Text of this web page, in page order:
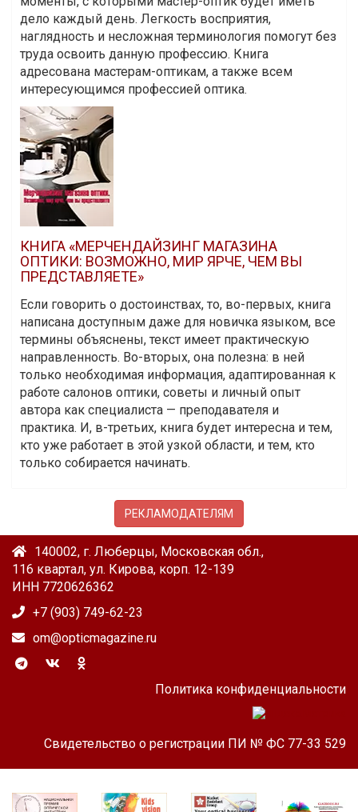
дело каждый день. Легкость восприятия,
наглядность и несложная терминология помогут без
труда освоить данную профессию. Книга
адресована мастерам-оптикам, а также всем
интересующимся профессией оптика.
КНИГА «МЕРЧЕНДАЙЗИНГ МАГАЗИНА
ОПТИКИ: ВОЗМОЖНО, МИР ЯРЧЕ, ЧЕМ ВЫ
ПРЕДСТАВЛЯЕТЕ»
Если говорить о достоинствах, то, во-первых, книга
написана доступным даже для новичка языком, все
термины объяснены, текст имеет практическую
направленность. Во-вторых, она полезна: в ней
только необходимая информация, адаптированная к
работе салонов оптики, советы и личный опыт
автора как специалиста — преподавателя и
практика. И, в-третьих, книга будет интересна и тем,
кто уже работает в этой узкой области, и тем, кто
только собирается начинать.
РЕКЛАМОДАТЕЛЯМ
140002, г. Люберцы, Московская обл.,
116 квартал, ул. Кирова, корп. 12-139
ИНН 7720626362
+7 (903) 749-62-23
om@opticmagazine.ru
Политика конфиденциальности
Свидетельство о регистрации ПИ № ФС 77-33 529